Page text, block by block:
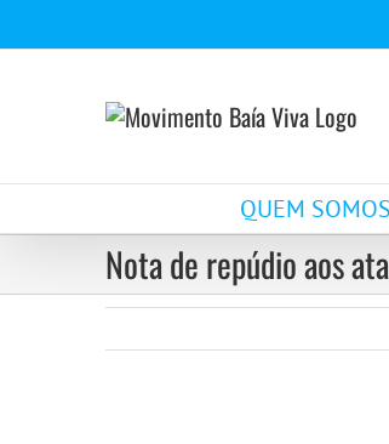
para
QUEM SOMOS
Nota de repúdio aos